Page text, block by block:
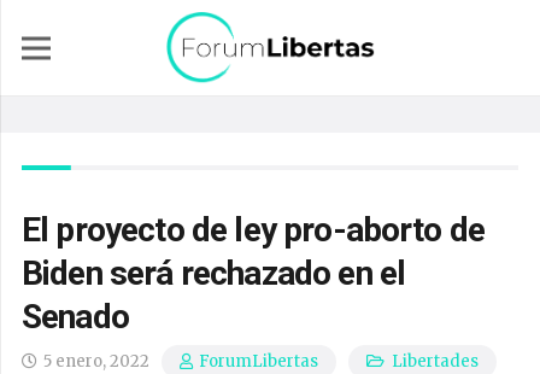
El proyecto de ley pro-aborto de
Biden será rechazado en el
Senado
5 enero, 2022 ForumLibertas Libertades